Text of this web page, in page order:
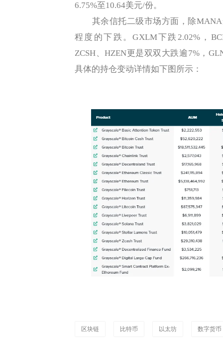
6.75%至10.64美元/份。
其余信托二级市场方面，除MANA
程度的下跌。GXLM下跌2.02%，
ZCSH、HZEN更是双双大跌逾7%，
具体的持仓变动详情如下图所示：
区块链 比特币 以太坊 数字货币